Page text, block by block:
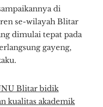
di
se-wilayah Blitar
dimulai tepat pada
gayeng,
Blitar bidik
kualitas akademik